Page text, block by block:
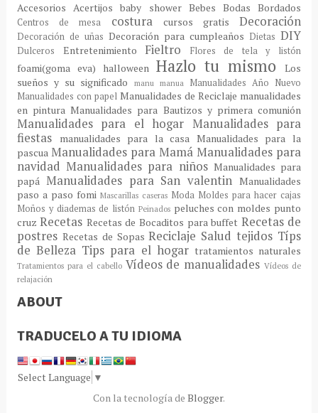
AccesoriosAcertijosbaby shower Bebes BodasBordados
Centros de mesa costura cursos gratisDecoración
Decoración de uñas Decoración para cumpleaños DietasDIY
Dulceros Entretenimiento Fieltro Flores de tela y listón
foami(goma eva) halloween Hazlo tu mismoLos
sueños y su significado
manu manua Manualidades Año Nuevo
Manualidades con papel Manualidades de Reciclaje manualidades
en pinturaManualidades para Bautizos y primera comunión
Manualidades para el hogar Manualidades para
fiestas
manualidades para la casa Manualidades para la
pascua Manualidades para MamáManualidades para
navidadManualidades para niños Manualidades para
papá Manualidades para San valentinManualidades
paso a paso fomi Mascarillas caseras Moda Moldes para hacer cajas
Moños y diademas de listón Peinados peluches con moldes punto
cruzRecetas Recetas de Bocaditos para buffet Recetas de
postres Recetas de SopasReciclaje Saludtejidos Típs
de Belleza Tips para el hogar tratamientos naturales
Tratamientos para el cabello Vídeos de manualidadesVídeos de
relajación
ABOUT
TRADUCELO A TU IDIOMA
Select Language ▼
Con la tecnología de Blogger.